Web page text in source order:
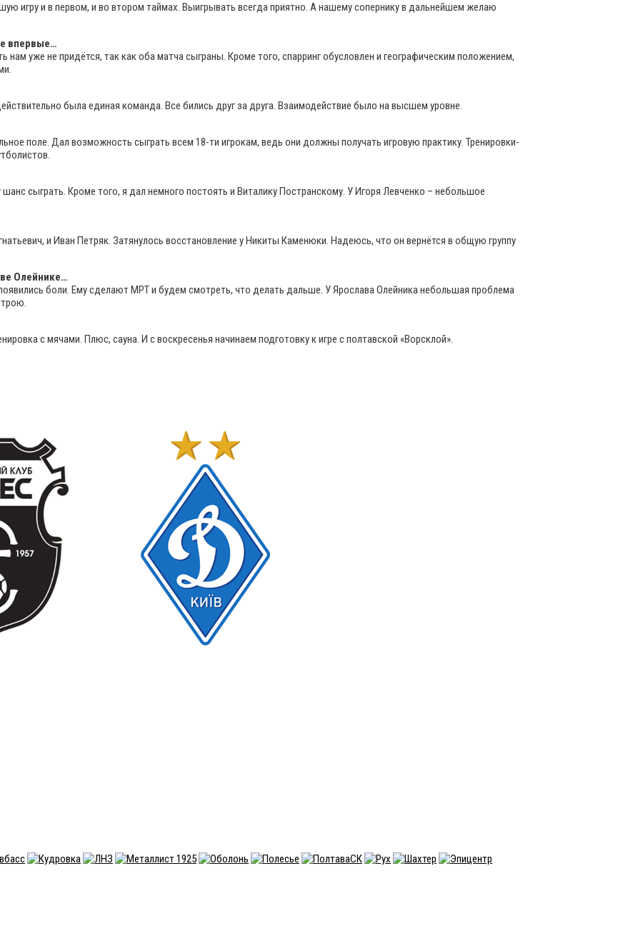
игру и в первом, и во втором таймах. Выигрывать всегда приятно. А нашему сопернику в дальнейшем желаю
впервые…
нам уже не придётся, так как оба матча сыграны. Кроме того, спарринг обусловлен и географическим положением,
была единая команда. Все бились друг за друга. Взаимодействие было на высшем уровне.
поле. Дал возможность сыграть всем 18-ти игрокам, ведь они должны получать игровую практику. Тренировки-
сыграть. Кроме того, я дал немного постоять и Виталику Постранскому. У Игоря Левченко – небольшое
и Иван Петряк. Затянулось восстановление у Никиты Каменюки. Надеюсь, что он вернётся в общую группу
Олейнике…
боли. Ему сделают МРТ и будем смотреть, что делать дальше. У Ярослава Олейника небольшая проблема
с мячами. Плюс, сауна. И с воскресенья начинаем подготовку к игре с полтавской «Ворсклой».